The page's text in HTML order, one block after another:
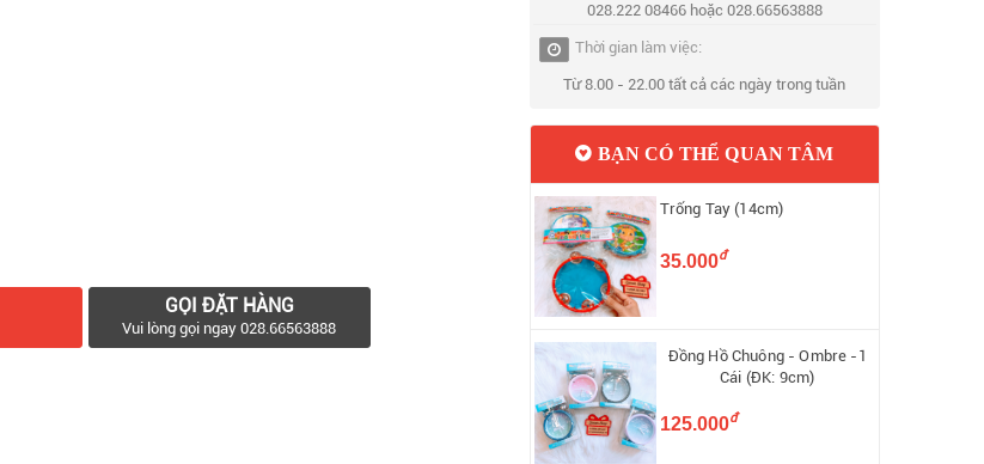
GỌI ĐẶT HÀNG
Vui lòng gọi ngay 028.66563888
028.222 08466 hoặc 028.66563888
Thời gian làm việc:
Từ 8.00 - 22.00 tất cả các ngày trong tuần
BẠN CÓ THỂ QUAN TÂM
Trống Tay (14cm)
35.000đ
Đồng Hồ Chuông - Ombre -1
Cái (ĐK: 9cm)
125.000đ